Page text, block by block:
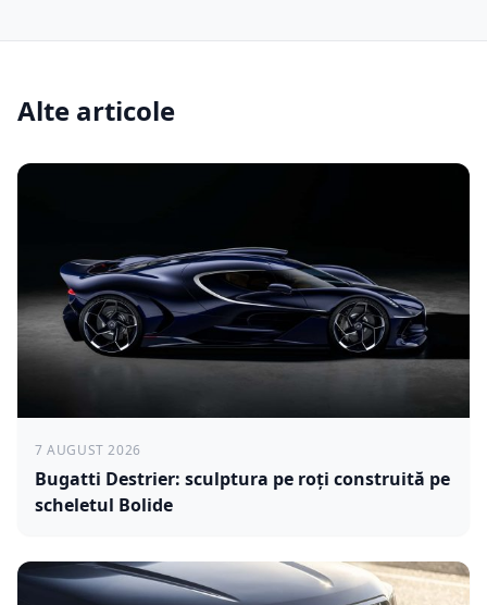
Alte articole
7 AUGUST 2026
Bugatti Destrier: sculptura pe roți construită pe
scheletul Bolide